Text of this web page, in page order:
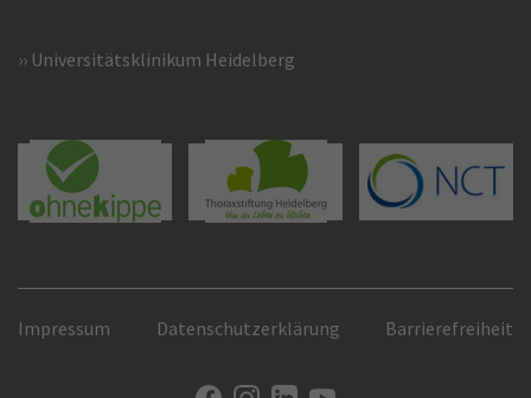
Universitätsklinikum Heidelberg
Impressum Datenschutzerklärung Barrierefreiheit